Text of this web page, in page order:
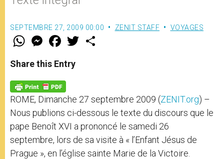
SEPTEMBRE 27, 2009 00:00 ZENIT STAFF VOYAGES
W
t
s
p
p
M
e
s
e
g
e
r
F
a
e
b
o
k
w
Share this Entry
ROME, Dimanche 27 septembre 2009 (ZENIT.org) –
Nous publions ci-dessous le texte du discours que le
pape Benoît XVI a prononcé le samedi 26
septembre, lors de sa visite à « l’Enfant Jésus de
Prague », en l’église sainte Marie de la Victoire.